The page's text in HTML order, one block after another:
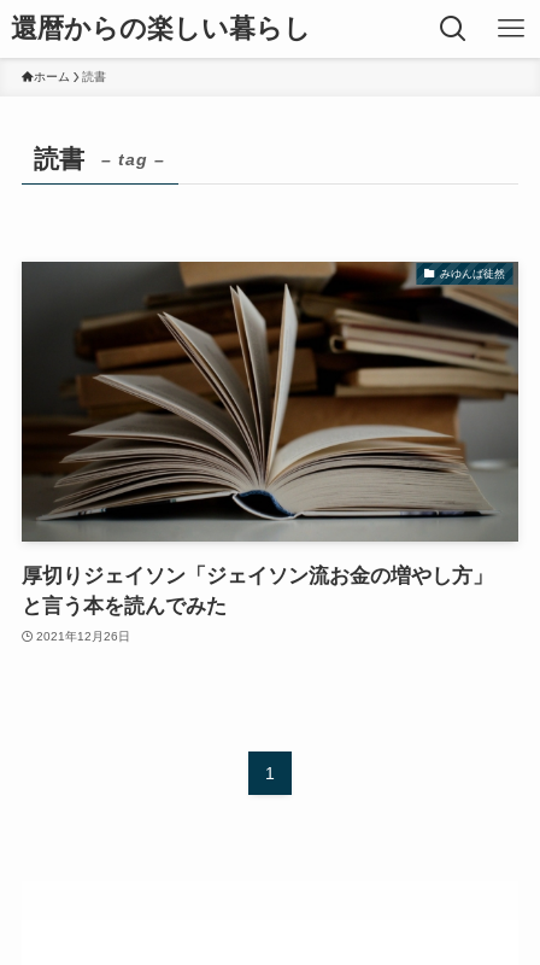
還暦からの楽しい暮らし
ホーム 読書
読書 – tag –
みゆんば徒然
厚切りジェイソン「ジェイソン流お金の増やし方」
と言う本を読んでみた
2021年12月26日
1